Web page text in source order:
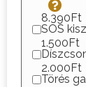
8.390Ft
SOS
1.500Ft
2.000Ft
Törés